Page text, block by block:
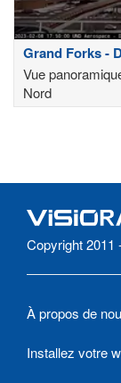
Grand Forks -
Vue
Nord
Copyright 2011
À propos de
Installez votre